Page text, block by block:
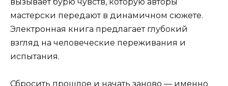
мастерски передают в динамичном сюжете.
Электронная книга предлагает глубокий
взгляд на человеческие переживания и
испытания.
Сбросить прошлое и начать заново — именно